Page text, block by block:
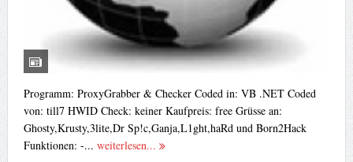
Programm: ProxyGrabber & Checker Coded in: VB .NET Coded
von: till7 HWID Check: keiner Kaufpreis: free Grüsse an:
Ghosty,Krusty,3lite,Dr Sp!c,Ganja,L1ght,haRd und Born2Hack
Funktionen: -... weiterlesen...